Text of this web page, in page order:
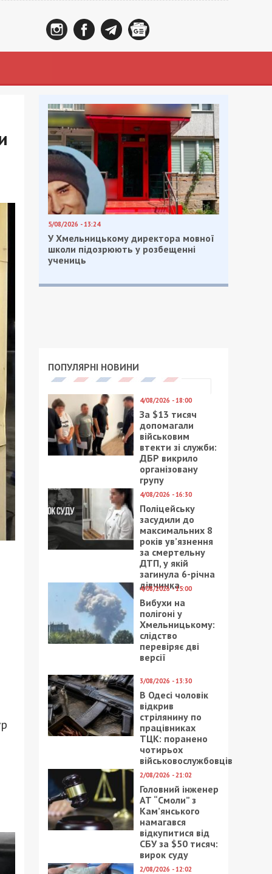
5/08/2026 - 13:24
У Хмельницькому директора мовної
школи підозрюють у розбещенні
учениць
ПОПУЛЯРНІ НОВИНИ
4/08/2026 - 18:00
За $13 тисяч
допомагали
військовим
втекти зі служби:
ДБР викрило
організовану
групу
4/08/2026 - 16:30
Поліцейську
засудили до
максимальних 8
років ув’язнення
за смертельну
ДТП, у якій
загинула 6-річна
дівчинка
4/08/2026 - 15:00
Вибухи на
полігоні у
Хмельницькому:
слідство
перевіряє дві
версії
3/08/2026 - 13:30
В Одесі чоловік
відкрив
стрілянину по
працівниках
ТЦК: поранено
чотирьох
військовослужбовців
2/08/2026 - 21:02
Головний інженер
АТ “Смоли” з
Кам’янського
намагався
відкупитися від
СБУ за $50 тисяч:
вирок суду
2/08/2026 - 12:02